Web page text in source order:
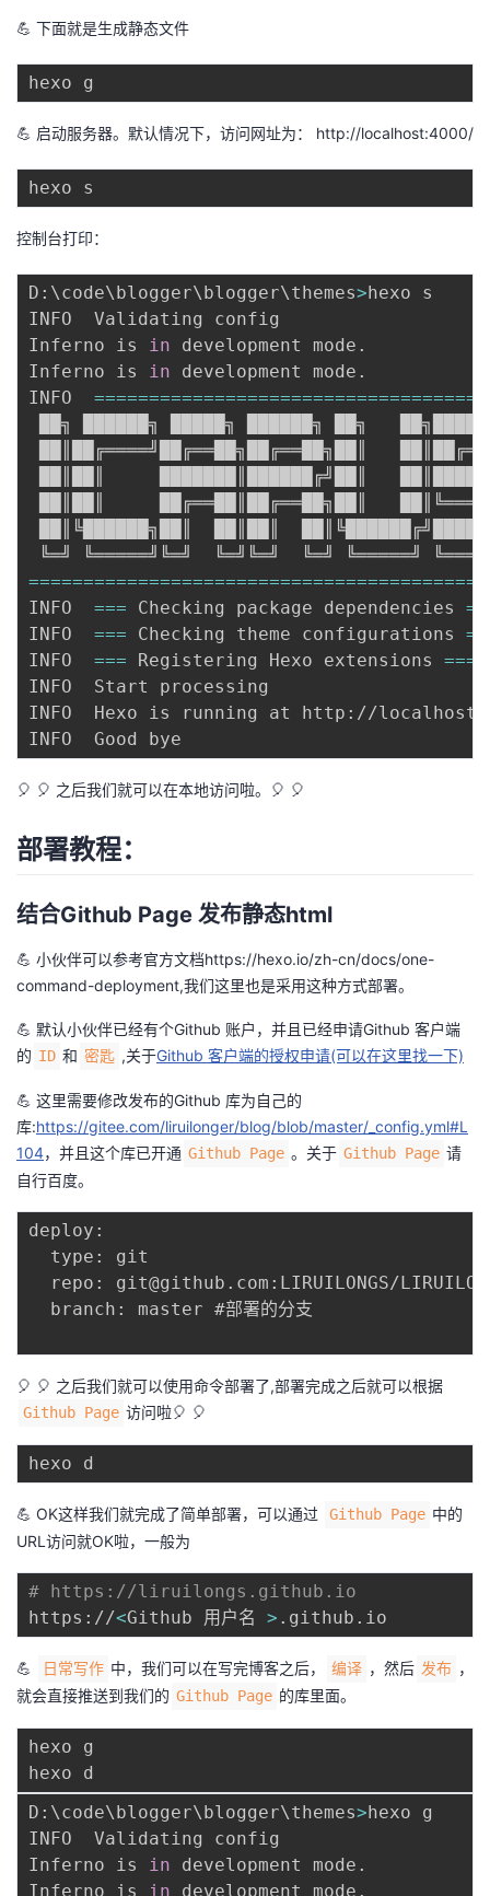
💪 下面就是生成静态文件
💪 启动服务器。默认情况下，访问网址为： http://localhost:4000/
控制台打印：
D: \code\ blogger\ blogger\themes> hexo s
INFO  Validating config
Inferno is in development mode.
Inferno is in development mode.
INFO ====================================
██╗ ██████╗ █████╗ ██████╗ ██╗
██║██╔════╝██╔══██╗██╔══██╗██║
██║██║     ███████║██████╔╝██║
██║██║     ██╔══██║██╔══██╗██║
██║╚██████╗██║  ██║██║
==========================================
INFO === Checking package dependencies ==
INFO === Checking theme configurations ==
INFO === Registering Hexo extensions ===
INFO  Start processing
INFO  Hexo is running at http://
🎈 🎈 之后我们就可以在本地访问啦。🎈 🎈
部署教程：
结合Github Page 发布静态html
💪 小伙伴可以参考官方文档https://hexo.io/zh-cn/docs/one-
command-deployment,我们这里也是采用这种方式部署。
💪 默认小伙伴已经有个Github 账户，并且已经申请Github 客户端
的 ID 和 密匙 ,关于Github 客户端的授权申请(可以在这里找一下)
💪 这里需要修改发布的Github 库为自己的
库:https://gitee.com/liruilonger/blog/blob/master/_config.yml#L
104，并且这个库已开通 Github Page 。关于 Github Page 请
自行百度。
deploy:
  type: git
repo: git@github.com:LIRUILONGS/
  branch: master #部署的分支
🎈 🎈 之后我们就可以使用命令部署了,部署完成之后就可以根据
Github Page 访问啦🎈 🎈
💪 OK这样我们就完成了简单部署，可以通过 Github Page 中的
URL访问就OK啦，一般为
# https://liruilongs.github.io
https://<Github 用户名 >
💪 日常写作 中，我们可以在写完博客之后， 编译 ，然后 发布 ，
就会直接推送到我们的 Github Page 的库里面。
hexo g
D: \code\ blogger\ blogger\themes> hexo g
INFO  Validating config
Inferno is in development mode.
Inferno is
in development mode.